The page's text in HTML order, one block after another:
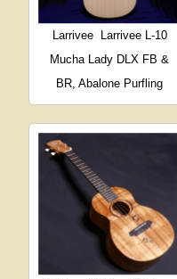
Larrivee
Larrivee L-10
Mucha Lady DLX FB &
BR, Abalone Purfling